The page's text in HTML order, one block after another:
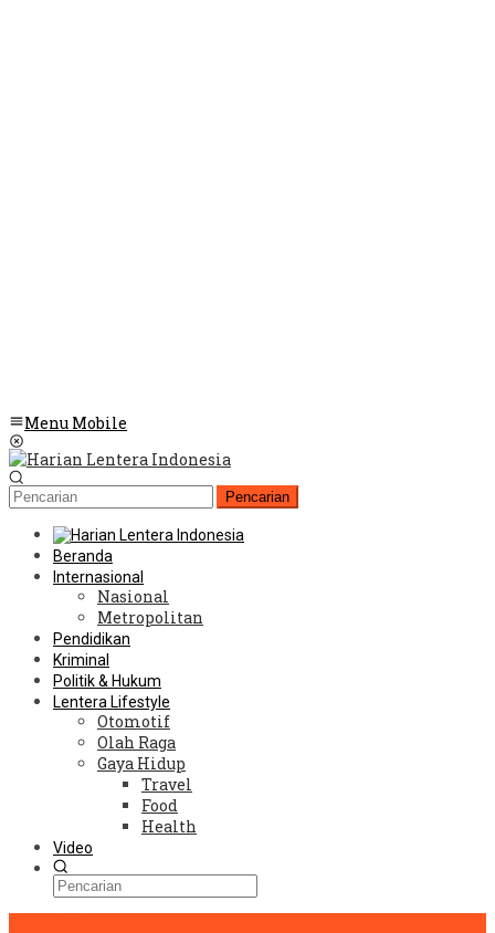
Menu Mobile
Pencarian
Beranda
Internasional
Nasional
Metropolitan
Pendidikan
Kriminal
Politik & Hukum
Lentera Lifestyle
Otomotif
Olah Raga
Gaya Hidup
Travel
Food
Health
Video